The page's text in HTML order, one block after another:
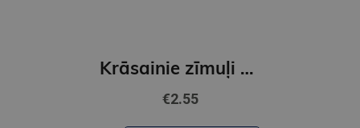
Krāsainie zīmuļi ToyColor|3mm| 12 krāsas
€2.55